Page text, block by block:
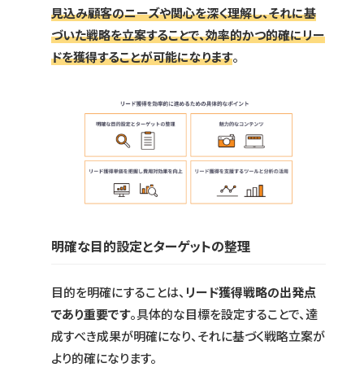
見込み顧客のニーズや関心を深く理解し、それに基
づいた戦略を立案することで、効率的かつ的確にリー
ドを獲得することが可能になります。
明確な目的設定とターゲットの整理
目的を明確にすることは、 リード獲得戦略の出発点
であり重要です。具体的な目標を設定することで、達
成すべき成果が明確になり、それに基づく戦略立案が
より的確になります。